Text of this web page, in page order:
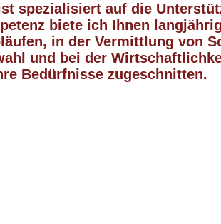
spezialisiert auf d ie
biete ich Ihnen
in der Vermittlung von
und bei der
Bedürfnisse zugeschnitten.